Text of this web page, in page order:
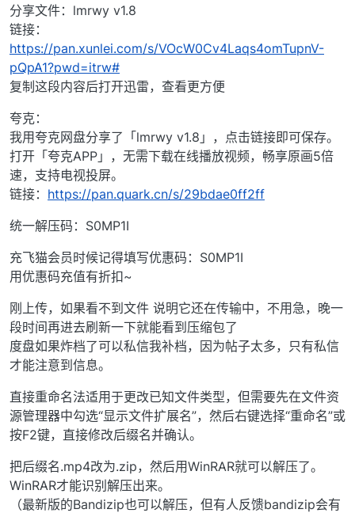
分享文件：lmrwy v1.8
链接：
https://pan.xunlei.com/s/VOcW0Cv4Laqs4omTupnV-
pQpA1?pwd=itrw#
复制这段内容后打开迅雷，查看更方便
夸克：
我用夸克网盘分享了「lmrwy v1.8」，点击链接即可保存。
打开「夸克APP」，无需下载在线播放视频，畅享原画5倍
速，支持电视投屏。
链接： https://pan.quark.cn/s/29bdae0ff2ff
统一解压码：S0MP1I
充飞猫会员时候记得填写优惠码：S0MP1I
用优惠码充值有折扣~
刚上传，如果看不到文件 说明它还在传输中，不用急，晚一
段时间再进去刷新一下就能看到压缩包了
度盘如果炸档了可以私信我补档，因为帖子太多，只有私信
才能注意到信息。
直接重命名法适用于更改已知文件类型，但需要先在文件资
源管理器中勾选“显示文件扩展名”，然后右键选择“重命名”或
按F2键，直接修改后缀名并确认。
把后缀名.mp4改为.zip，然后用WinRAR就可以解压了。
WinRAR才能识别解压出来。
（最新版的Bandizip也可以解压，但有人反馈bandizip会有